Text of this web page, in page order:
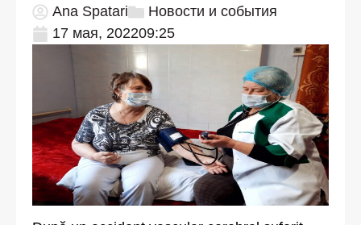
Ana Spatari
Новости и события
17 мая, 202209:25